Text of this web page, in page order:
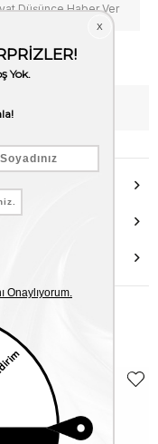
Düşünce Haber Ver
Al